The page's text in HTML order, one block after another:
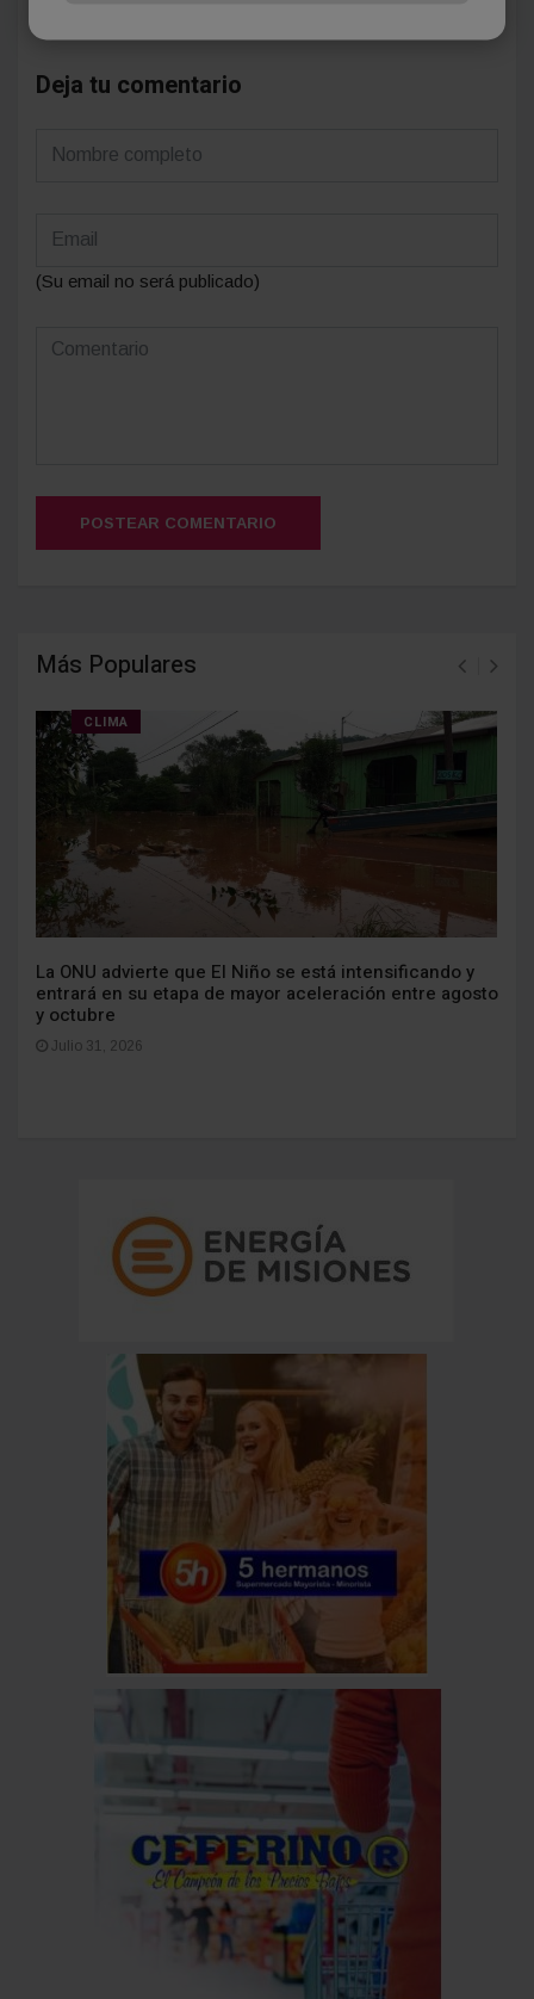
Deja tu comentario
(Su email no será publicado)
POSTEAR COMENTARIO
Más Populares
CLIMA
La ONU advierte que El Niño se está intensificando y
entrará en su etapa de mayor aceleración entre agosto
y octubre
Julio 31, 2026